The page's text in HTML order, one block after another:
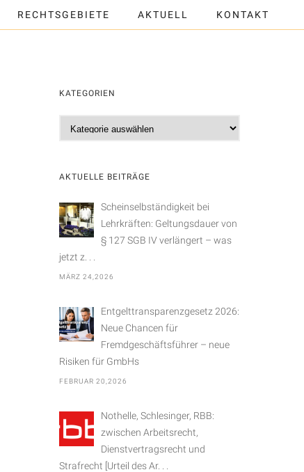
RECHTSGEBIETE AKTUELL KONTAKT
KATEGORIEN
a
e
o
r
i
e
n
AKTUELLE BEITRÄGE
Scheinselbständigkeit bei
Lehrkräften: Geltungsdauer von
§ 127 SGB IV verlängert – was
jetzt z. . .
MÄRZ 24,2026
Entgelttransparenzgesetz 2026:
Neue Chancen für
Fremdgeschäftsführer – neue
Risiken für GmbHs
FEBRUAR 20,2026
Nothelle, Schlesinger, RBB:
zwischen Arbeitsrecht,
Dienstvertragsrecht und
Strafrecht [Urteil des Ar. . .